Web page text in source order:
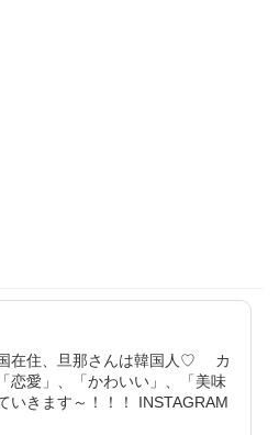
在住、旦那さんは韓国人♡ カ
恋愛」、「かわいい」、「美味
いきます～！！！ INSTAGRAM